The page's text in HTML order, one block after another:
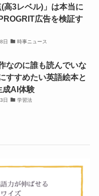
3レベル)」は本当に
広告を検証す
日 時事ニュース
なのに誰も読んでいな
すすめたい英語絵本と
成AI体験
日 学習法